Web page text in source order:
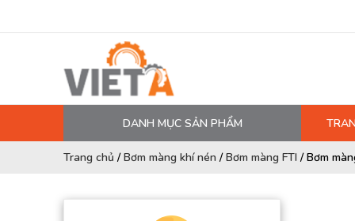
DANH MỤC SẢN PHẨM
MÁY NÉN KHÍ
Trang chủ /Bơm màng khí nén /Bơm màng FTI /Bơm